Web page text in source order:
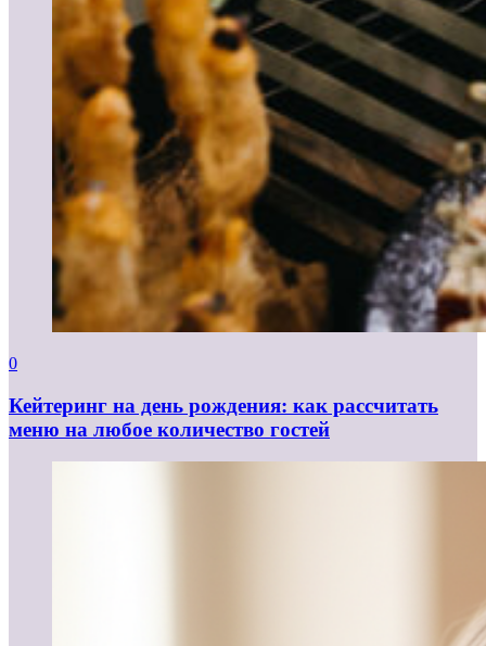
0
Кейтеринг на день рождения: как рассчитать
меню на любое количество гостей